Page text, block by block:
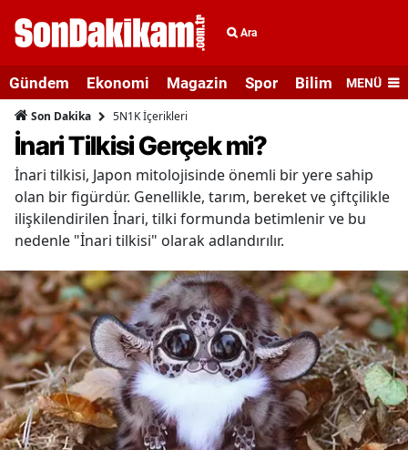
Ara
Gündem Ekonomi Magazin Spor Bilim veMENÜ
Son Dakika 5N1K İçerikleri
İnari Tilkisi Gerçek mi?
İnari tilkisi, Japon mitolojisinde önemli bir yere sahip
olan bir figürdür. Genellikle, tarım, bereket ve çiftçilikle
ilişkilendirilen İnari, tilki formunda betimlenir ve bu
nedenle "İnari tilkisi" olarak adlandırılır.